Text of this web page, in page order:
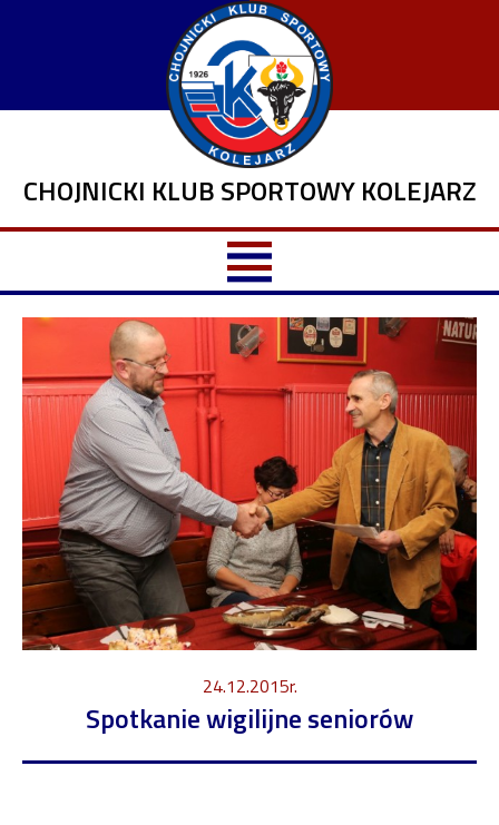
CHOJNICKI KLUB SPORTOWY KOLEJARZ
24.12.2015r.
Spotkanie wigilijne seniorów